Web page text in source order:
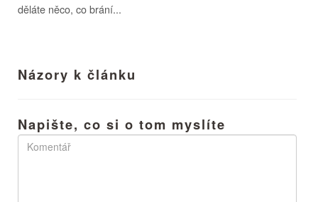
děláte něco, co brání...
Názory k článku
Napište, co si o tom myslíte